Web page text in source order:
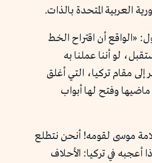
العربية المتحدة بالذات.
«الواقع أن اقتراح الخط
لو أننا عملنا به
مقام تركيا، التي أغلق
وفتح لها أبواب
موسى لقومه! أنحن نتطلع
أعجبه في تركيا: الأحلاف